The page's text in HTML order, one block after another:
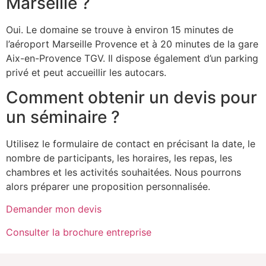
Oui. Le domaine se trouve à environ 15 minutes de
l’aéroport Marseille Provence et à 20 minutes de la gare
Aix-en-Provence TGV. Il dispose également d’un parking
privé et peut accueillir les autocars.
Comment obtenir un devis pour
un séminaire ?
Utilisez le formulaire de contact en précisant la date, le
nombre de participants, les horaires, les repas, les
chambres et les activités souhaitées. Nous pourrons
alors préparer une proposition personnalisée.
Demander mon devis
Consulter la brochure entreprise